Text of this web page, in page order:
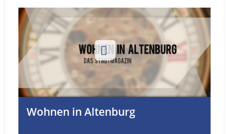
Wohnen in Altenburg